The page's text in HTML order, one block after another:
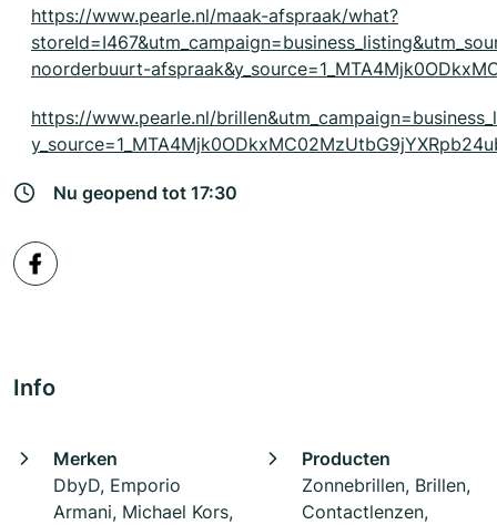
https://www.pearle.nl/maak-afspraak/what?
noorderbuurt-
https://www.pearle.nl/
Nu geopend tot 17:30
Info
Merken
DbyD, Emporio
Armani, Michael Kors,
Producten
Zonnebrillen, Brillen,
Contactlenzen,